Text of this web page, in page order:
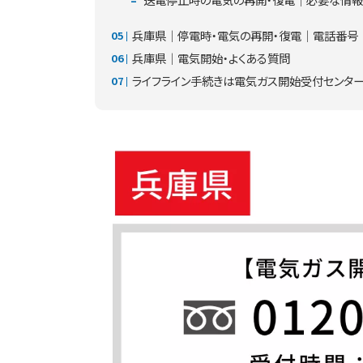
兵庫県│停電時・電気の再開・復電│電話番号
兵庫県│電気開始・よくある質問
ライフライン手続きは電気ガス開始受付センタ